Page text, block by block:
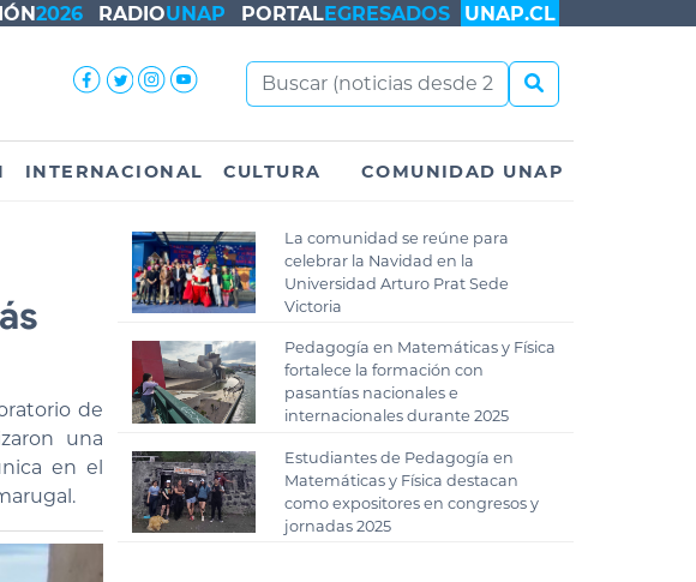
2026 RADIOUNAP PORTALEGRESADOS UNAP.CL
INTERNACIONAL CULTURA COMUNIDAD UNAP
de
una
en el
La comunidad se reúne para
celebrar la Navidad en la
Universidad Arturo Prat Sede
Victoria
Pedagogía en Matemáticas y Física
fortalece la formación con
pasantías nacionales e
internacionales durante 2025
Estudiantes de Pedagogía en
Matemáticas y Física destacan
como expositores en congresos y
jornadas 2025